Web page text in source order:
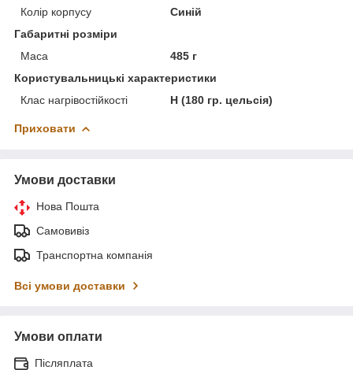
Колір корпусу
Синій
Габаритні розміри
Маса
485 г
Користувальницькі характеристики
Клас нагрівостійкості
Н (180 гр. цельсія)
Приховати
Умови доставки
Нова Пошта
Самовивіз
Транспортна компанія
Всі умови доставки
Умови оплати
Післяплата